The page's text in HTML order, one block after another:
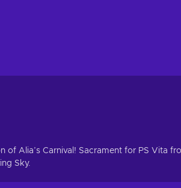
of Alia’s Carnival! Sacrament for PS Vita
Sky.